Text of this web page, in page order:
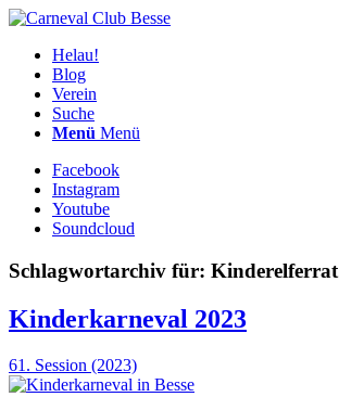
Helau!
Blog
Verein
Suche
Menü Menü
Facebook
Instagram
Youtube
Soundcloud
Schlagwortarchiv für: Kinderelferrat
Kinderkarneval 2023
61. Session (2023)